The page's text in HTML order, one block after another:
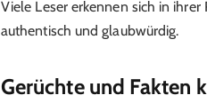
Viele Leser erkennen sich in
authentisch und glaubwürdig.
Gerüchte und Fakten